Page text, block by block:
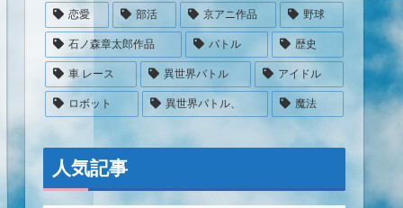
恋愛 部活 京アニ作品 野球
石ノ森章太郎作品 バトル 歴史
車 レース 異世界バトル アイドル
ロボット 異世界バトル、 魔法
人気記事